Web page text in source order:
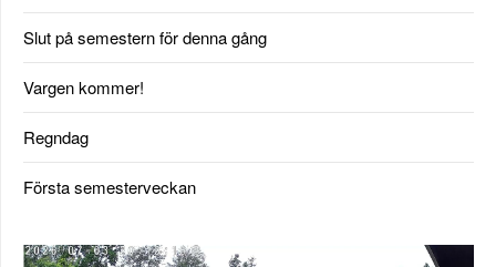
Slut på semestern för denna gång
Vargen kommer!
Regndag
Första semesterveckan